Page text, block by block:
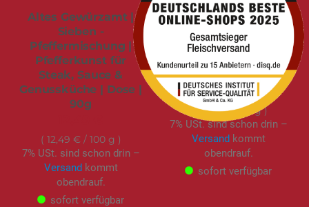
Altes Gewürzamt |
Sieben -
Pfeffermischung |
Pfefferkunst für
Steak, Sauce &
Genussküche | Dose |
90g
12,49 €/ 100 g
7% USt. sind schon drin –
Versandkommt
obendrauf.
sofort verfügbar
Australische Murray
River Gourmet Salt
Flakes | Finishersalz
für Steak & Genuss |
Beutel | 150g
6,99 €
4,66 €/ 100 g
7% USt. sind schon drin –
Versandkommt
obendrauf.
sofort verfügbar